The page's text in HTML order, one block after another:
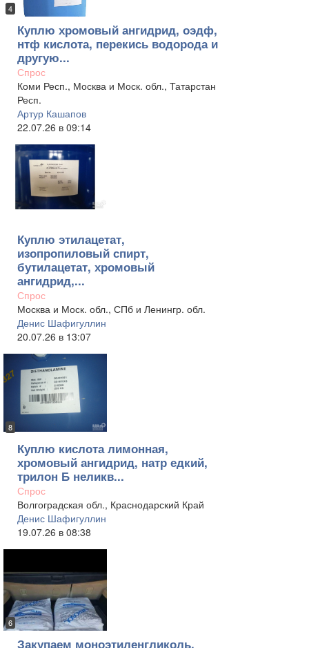
4
Куплю хромовый ангидрид, оэдф,
нтф кислота, перекись водорода и
другую...
Спрос
Коми Респ., Москва и Моск. обл., Татарстан
Респ.
Артур Кашапов
22.07.26 в 09:14
Куплю этилацетат,
изопропиловый спирт,
бутилацетат, хромовый
ангидрид,...
Спрос
Москва и Моск. обл., СПб и Ленингр. обл.
Денис Шафигуллин
20.07.26 в 13:07
8
Куплю кислота лимонная,
хромовый ангидрид, натр едкий,
трилон Б неликв...
Спрос
Волгоградская обл., Краснодарский Край
Денис Шафигуллин
19.07.26 в 08:38
6
Закупаем моноэтиленгликоль,